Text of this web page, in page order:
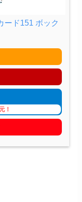
ード151 ボック
！